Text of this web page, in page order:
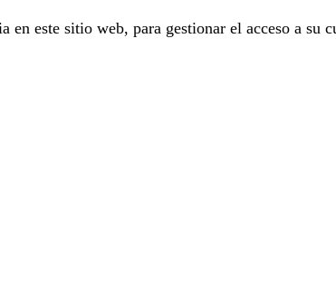
en este sitio web, para gestionar el acceso a su